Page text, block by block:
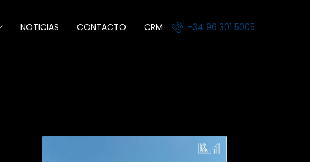
NOTICIAS CONTACTO CRM +34 96 301 5005